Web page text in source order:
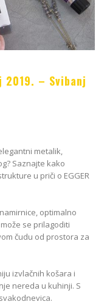
2019. – Svibanj
metalik,
Saznajte kako
u priči o EGGER
optimalno
se prilagoditi
čudu od prostora za
izvlačnih košara i
nereda u kuhinji. S
Zavirite u novu EGGER
Dekorativnu kolekciju
09/01/2026
Kako odabrati pravi
format podnih daski?
15/01/2025